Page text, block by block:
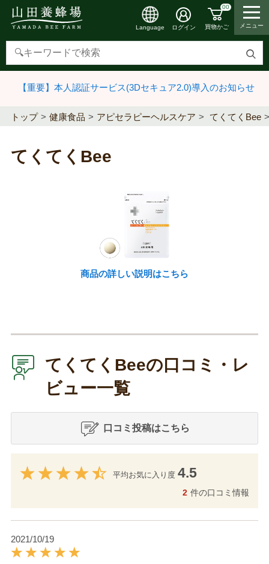
検
す
Language ログイン
00
買物かご メニュー
【重要】本人認証サービス(3Dセキュア2.0)導入のお知らせ
トップ 健康食品 アピセラピーヘルスケア てくてくBee
てくてくBee
商品の詳しい説明はこちら
てくてくBeeの口コミ・レ
ビュー一覧
口コミ投稿はこちら
平均お気に入り度 4.5
2 件の口コミ情報
2021/10/19